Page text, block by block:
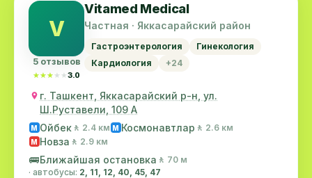
V
5 отзывов
★★★★★
★★★★★3.0
Vitamed Medical
Частная · Яккасарайский район
Гастроэнтерология
Гинекология
Кардиология
+24
г. Ташкент, Яккасарайский р-н, ул.
Ш.Руставели, 109 А
M Ойбек 🚶 2.4 км M Космонавтлар 🚶 2.6 км
M Новза 🚶 2.9 км
🚌Ближайшая остановка 🚶 70 м
· автобусы: 2, 11, 12, 40, 45, 47